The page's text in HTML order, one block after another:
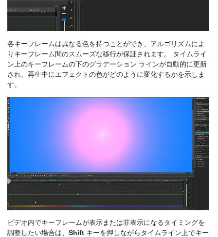
各キーフレームは異なる色を持つことができ、アルゴリズムによ
りキーフレーム間のスムーズな移行が保証されます。 タイムライ
ン上のキーフレームの下のグラデーション ラインが自動的に更新
され、再生中にエフェクトの色がどのように変化するかを示しま
す。
ビデオ内でキーフレームが表示または非表示になるタイミングを
調整したい場合は、 Shift キーを押しながらタイムライン上でキー